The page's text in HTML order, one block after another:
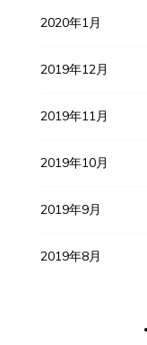
2020年1月
2019年12月
2019年11月
2019年10月
2019年9月
2019年8月